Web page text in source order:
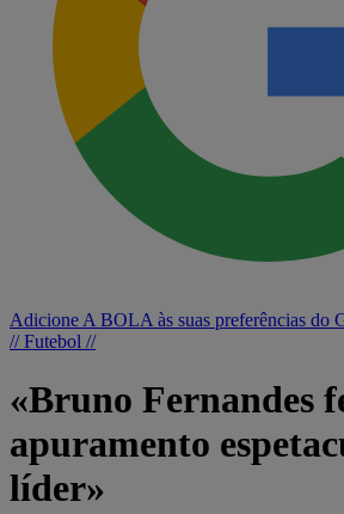
Adicione A BOLA às suas preferências do
// Futebol //
«Bruno Fernandes
apuramento
líder»